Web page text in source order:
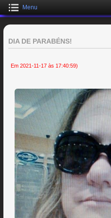
Menu
DIA DE PARABÉNS!
Em 2021-11-17 às 17:40:59)